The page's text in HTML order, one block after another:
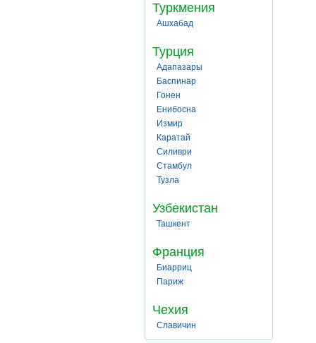
Туркмения
Ашхабад
Турция
Адапазары
Баспинар
Гонен
Енибосна
Измир
Каратай
Силиври
Стамбул
Тузла
Узбекистан
Ташкент
Франция
Биарриц
Париж
Чехия
Славичин